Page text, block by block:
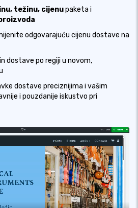
težinu, cijenupaketa i
odgovarajuću cijenu dostave na
dostave po regiji u novom,
dostave preciznijima i vašim
i pouzdanije iskustvo pri